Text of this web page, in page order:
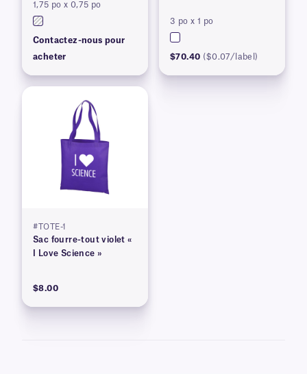
congelés
1,75 po x 0,75 po
Contactez-nous pour
acheter
3 po x 1 po
$70.40 ($0.07/label)
#TOTE-1
Sac fourre-tout violet «
I Love Science »
$8.00